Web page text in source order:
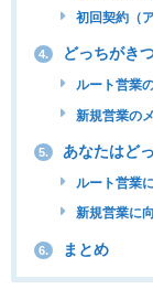
初回契約（
4. どっちがき
ルート営業
新規営業の
5. あなたはど
ルート営業
新規営業に
6. まとめ